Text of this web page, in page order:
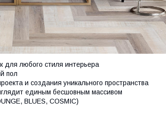
для любого стиля интерьера
пол
и создания уникального пространства
единым бесшовным массивом
BLUES, COSMIC)